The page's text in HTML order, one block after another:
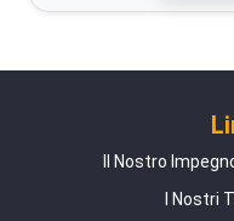
Il Nostro
I Nostri